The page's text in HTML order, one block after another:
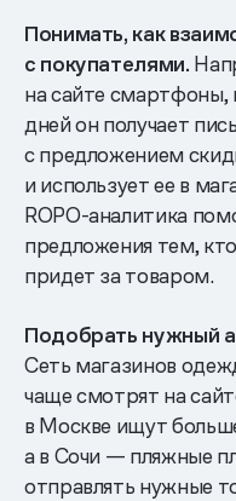
Понимать, как
с покупателями.
на сайте смартфоны,
дней он получает
с предложением
и использует ее в
ROPO-аналитика
предложения тем,
придет за товаром.
Подобрать нужный
Сеть магазинов
чаще смотрят на
в Москве ищут
а в Сочи — пляжные
отправлять нужные